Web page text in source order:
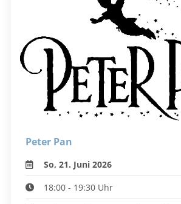
Peter Pan
So, 21. Juni 2026
18:00 - 19:30 Uhr